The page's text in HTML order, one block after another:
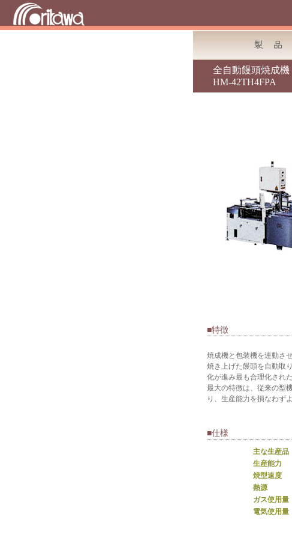
全自動饅頭焼成機
HM-42TH4FPA
■特徴
焼成機と包装機を連動さ
焼き上げた饅頭を自動取
化が進み最も合理化され
最大の特徴は、従来の型
り、生産能力を損なわず
■仕様
主な生産品
生産能力
焼型速度
熱源
ガス使用量
電気使用量